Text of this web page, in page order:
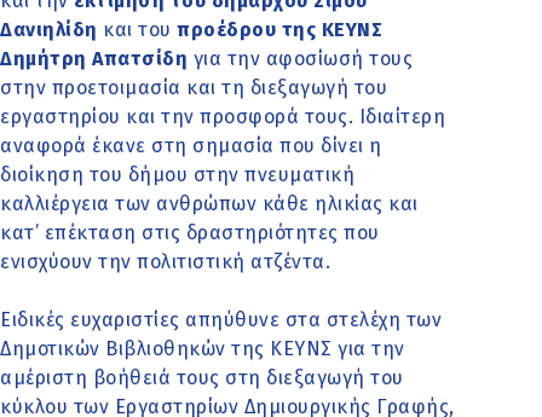
Δανιηλίδη και του προέδρου της ΚΕΥΝΣ
Δημήτρη Απατσίδη για την αφοσίωσή τους
στην προετοιμασία και τη διεξαγωγή του
εργαστηρίου και την προσφορά τους. Ιδιαίτερη
αναφορά έκανε στη σημασία που δίνει η
διοίκηση του δήμου στην πνευματική
καλλιέργεια των ανθρώπων κάθε ηλικίας και
κατ’ επέκταση στις δραστηριότητες που
ενισχύουν την πολιτιστική ατζέντα.
Ειδικές ευχαριστίες απηύθυνε στα στελέχη των
Δημοτικών Βιβλιοθηκών της ΚΕΥΝΣ για την
αμέριστη βοήθειά τους στη διεξαγωγή του
κύκλου των Εργαστηρίων Δημιουργικής Γραφής,